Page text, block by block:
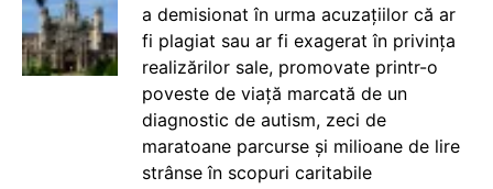
a demisionat în urma acuzațiilor că ar
fi plagiat sau ar fi exagerat în privința
realizărilor sale, promovate printr-o
poveste de viață marcată de un
diagnostic de autism, zeci de
maratoane parcurse și milioane de lire
strânse în scopuri caritabile